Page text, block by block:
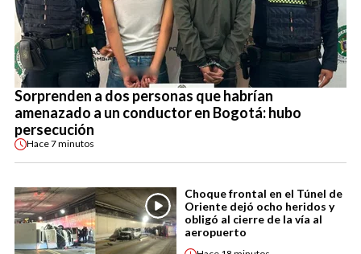
Sorprenden a dos personas que habrían
amenazado a un conductor en Bogotá: hubo
persecución
Hace7 minutos
Choque frontal en el Túnel de
Oriente dejó ocho heridos y
obligó al cierre de la vía al
aeropuerto